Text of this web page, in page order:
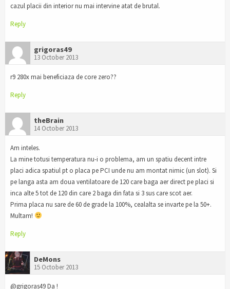
cazul placii din interior nu mai intervine atat de brutal.
Reply
grigoras49
13 October 2013
r9 280x mai beneficiaza de core zero??
Reply
theBrain
14 October 2013
Am inteles.
La mine totusi temperatura nu-i o problema, am un spatiu decent intre
placi adica spatiul pt o placa pe PCI unde nu am montat nimic (un slot). Si
pe langa asta am doua ventilatoare de 120 care baga aer direct pe placi si
inca alte 5 tot de 120 din care 2 baga din fata si 3 sus care scot aer.
Prima placa nu sare de 60 de grade la 100%, cealalta se invarte pe la 50+.
Multam!
Reply
DeMons
15 October 2013
@grigoras49 Da !